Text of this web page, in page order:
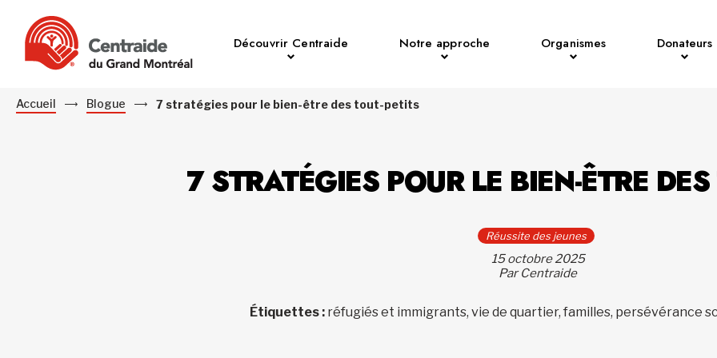
Découvrir Centraide Notre approche Organismes Donateurs
Accueil Blogue 7 stratégies pour le bien-être des tout-petits
7 STRATÉGIES POUR LE BIEN-ÊTRE
Réussite des jeunes
15 octobre 2025
Par Centraide
Étiquettes : réfugiés et immigrants, vie de quartier, familles, persévérance